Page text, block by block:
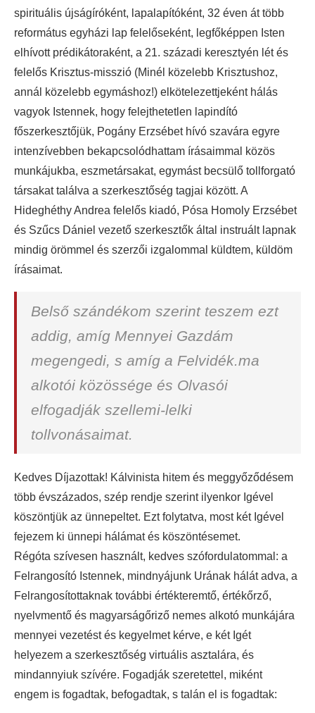
spirituális újságíróként, lapalapítóként, 32 éven át több
református egyházi lap felelőseként, legfőképpen Isten
elhívott prédikátoraként, a 21. századi keresztyén lét és
felelős Krisztus-misszió (Minél közelebb Krisztushoz,
annál közelebb egymáshoz!) elkötelezettjeként hálás
vagyok Istennek, hogy felejthetetlen lapindító
főszerkesztőjük, Pogány Erzsébet hívó szavára egyre
intenzívebben bekapcsolódhattam írásaimmal közös
munkájukba, eszmetársakat, egymást becsülő tollforgató
társakat találva a szerkesztőség tagjai között. A
Hideghéthy Andrea felelős kiadó, Pósa Homoly Erzsébet
és Szűcs Dániel vezető szerkesztők által instruált lapnak
mindig örömmel és szerzői izgalommal küldtem, küldöm
írásaimat.
Belső szándékom szerint teszem ezt
addig, amíg Mennyei Gazdám
megengedi, s amíg a Felvidék.ma
alkotói közössége és Olvasói
elfogadják szellemi-lelki
tollvonásaimat.
Kedves Díjazottak! Kálvinista hitem és meggyőződésem
több évszázados, szép rendje szerint ilyenkor Igével
köszöntjük az ünnepeltet. Ezt folytatva, most két Igével
fejezem ki ünnepi hálámat és köszöntésemet.
Régóta szívesen használt, kedves szófordulatommal: a
Felrangosító Istennek, mindnyájunk Urának hálát adva, a
Felrangosítottaknak további értékteremtő, értékőrző,
nyelvmentő és magyarságőriző nemes alkotó munkájára
mennyei vezetést és kegyelmet kérve, e két Igét
helyezem a szerkesztőség virtuális asztalára, és
mindannyiuk szívére. Fogadják szeretettel, miként
engem is fogadtak, befogadtak, s talán el is fogadtak: